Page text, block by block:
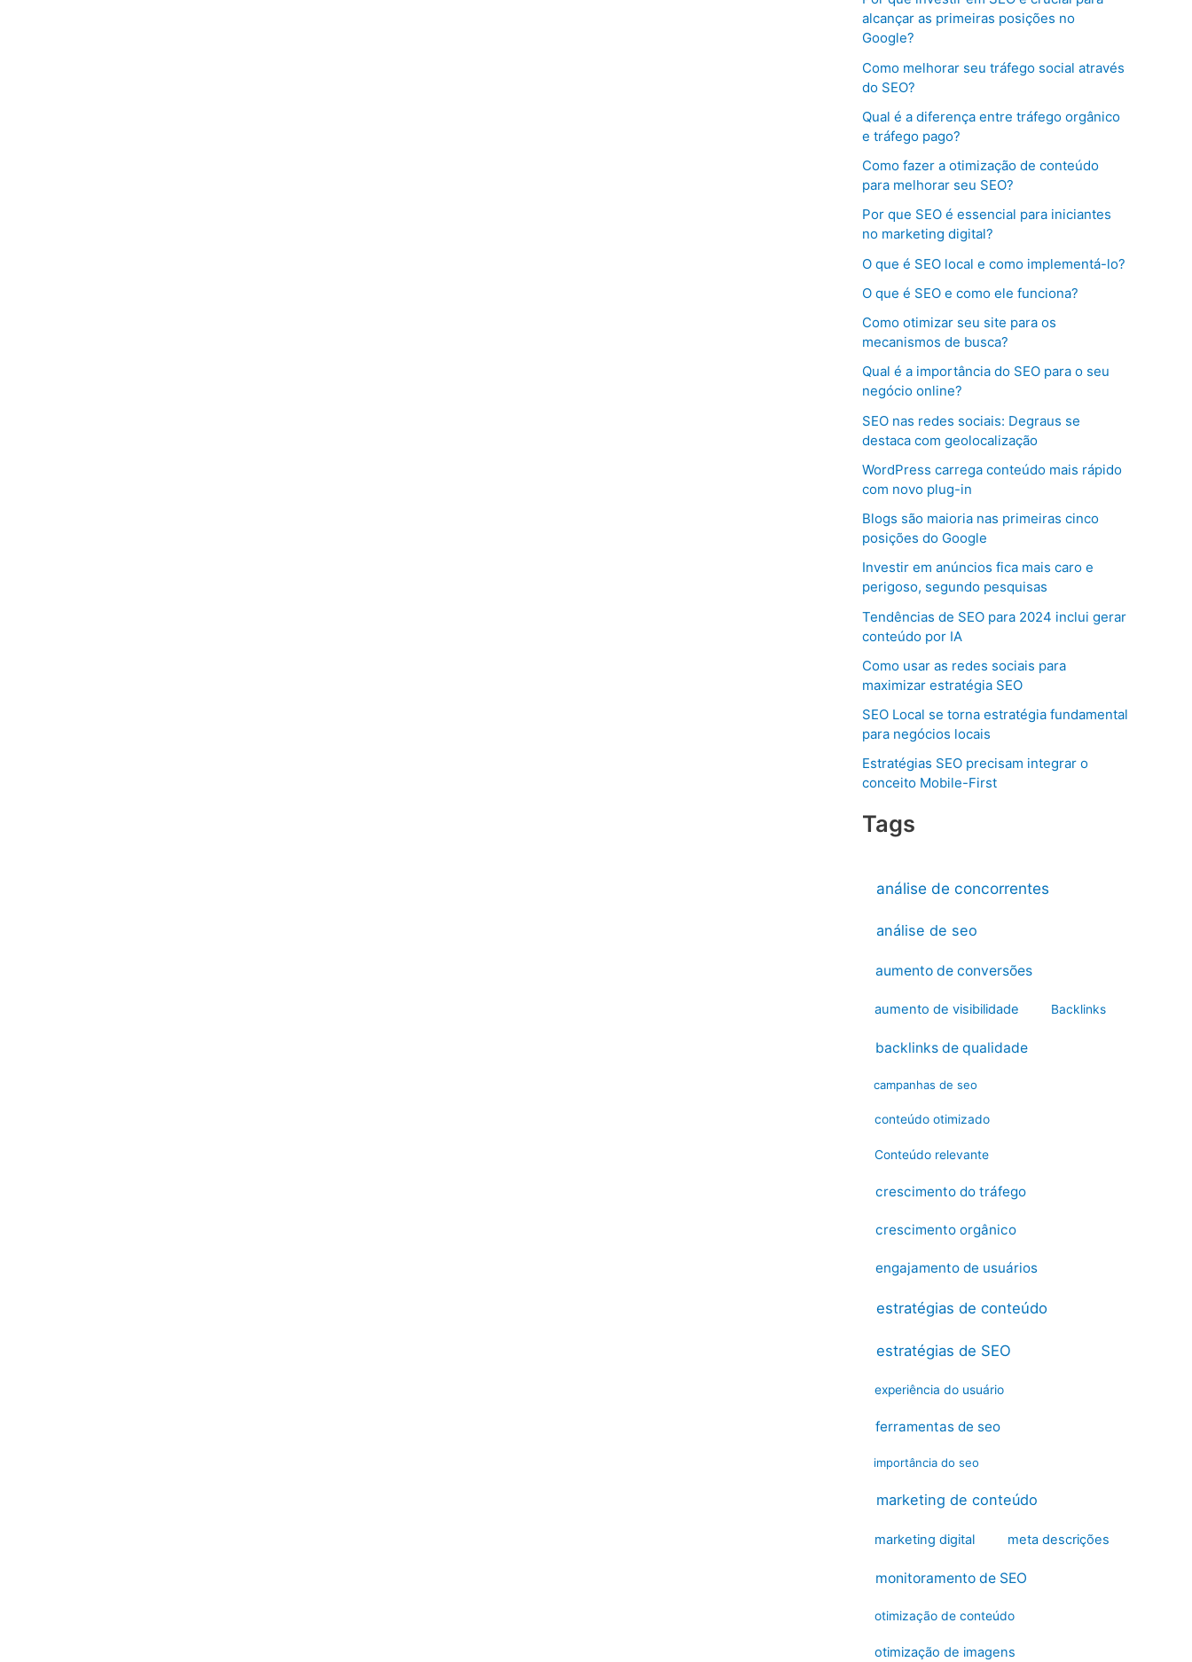
alcançar as primeiras posições no
Google?
Como melhorar seu tráfego social através
do SEO?
Qual é a diferença entre tráfego orgânico
e tráfego pago?
Como fazer a otimização de conteúdo
para melhorar seu SEO?
Por que SEO é essencial para iniciantes
no marketing digital?
O que é SEO local e como implementá-lo?
O que é SEO e como ele funciona?
Como otimizar seu site para os
mecanismos de busca?
Qual é a importância do SEO para o seu
negócio online?
SEO nas redes sociais: Degraus se
destaca com geolocalização
WordPress carrega conteúdo mais rápido
com novo plug-in
Blogs são maioria nas primeiras cinco
posições do Google
Investir em anúncios fica mais caro e
perigoso, segundo pesquisas
Tendências de SEO para 2024 inclui gerar
conteúdo por IA
Como usar as redes sociais para
maximizar estratégia SEO
SEO Local se torna estratégia fundamental
para negócios locais
Estratégias SEO precisam integrar o
conceito Mobile-First
Tags
análise de concorrentes
análise de seo
aumento de conversões
aumento de visibilidade Backlinks
backlinks de qualidade
campanhas de seo
conteúdo otimizado
Conteúdo relevante
crescimento do tráfego
crescimento orgânico
engajamento de usuários
estratégias de conteúdo
estratégias de SEO
experiência do usuário
ferramentas de seo
importância do seo
marketing de conteúdo
marketing digital meta descrições
monitoramento de SEO
otimização de conteúdo
otimização de imagens